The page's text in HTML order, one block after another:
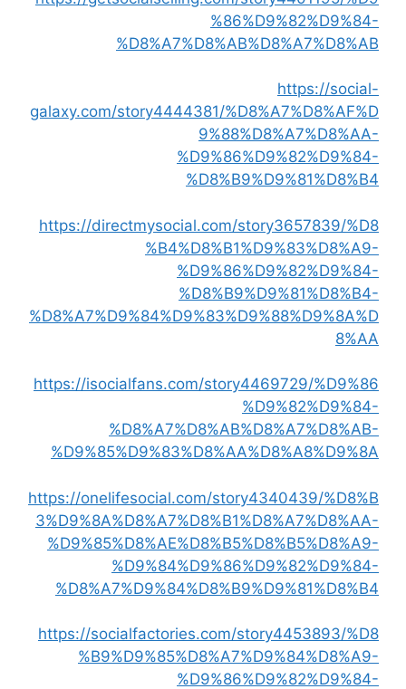
%86%D9%82%D9%84-
%D8%A7%D8%AB%D8%A7%D8%AB
https://social-
galaxy.com/story4444381/%D8%A7%D8%AF%D
9%88%D8%A7%D8%AA-
%D9%86%D9%82%D9%84-
%D8%B9%D9%81%D8%B4
https://directmysocial.com/story3657839/%D8
%B4%D8%B1%D9%83%D8%A9-
%D9%86%D9%82%D9%84-
%D8%B9%D9%81%D8%B4-
%D8%A7%D9%84%D9%83%D9%88%D9%8A%D
8%AA
https://isocialfans.com/story4469729/%D9%86
%D9%82%D9%84-
%D8%A7%D8%AB%D8%A7%D8%AB-
%D9%85%D9%83%D8%AA%D8%A8%D9%8A
https://onelifesocial.com/story4340439/%D8%B
3%D9%8A%D8%A7%D8%B1%D8%A7%D8%AA-
%D9%85%D8%AE%D8%B5%D8%B5%D8%A9-
%D9%84%D9%86%D9%82%D9%84-
%D8%A7%D9%84%D8%B9%D9%81%D8%B4
https://socialfactories.com/story4453893/%D8
%B9%D9%85%D8%A7%D9%84%D8%A9-
%D9%86%D9%82%D9%84-